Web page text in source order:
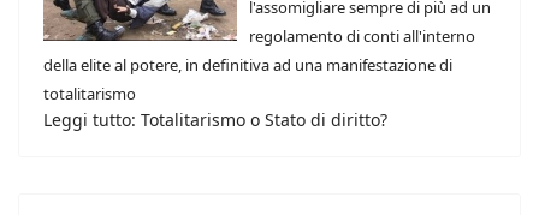
l'assomigliare sempre di più ad un
regolamento di conti all'interno
della elite al potere, in definitiva ad una manifestazione di
totalitarismo
Leggi tutto: Totalitarismo o Stato di diritto?